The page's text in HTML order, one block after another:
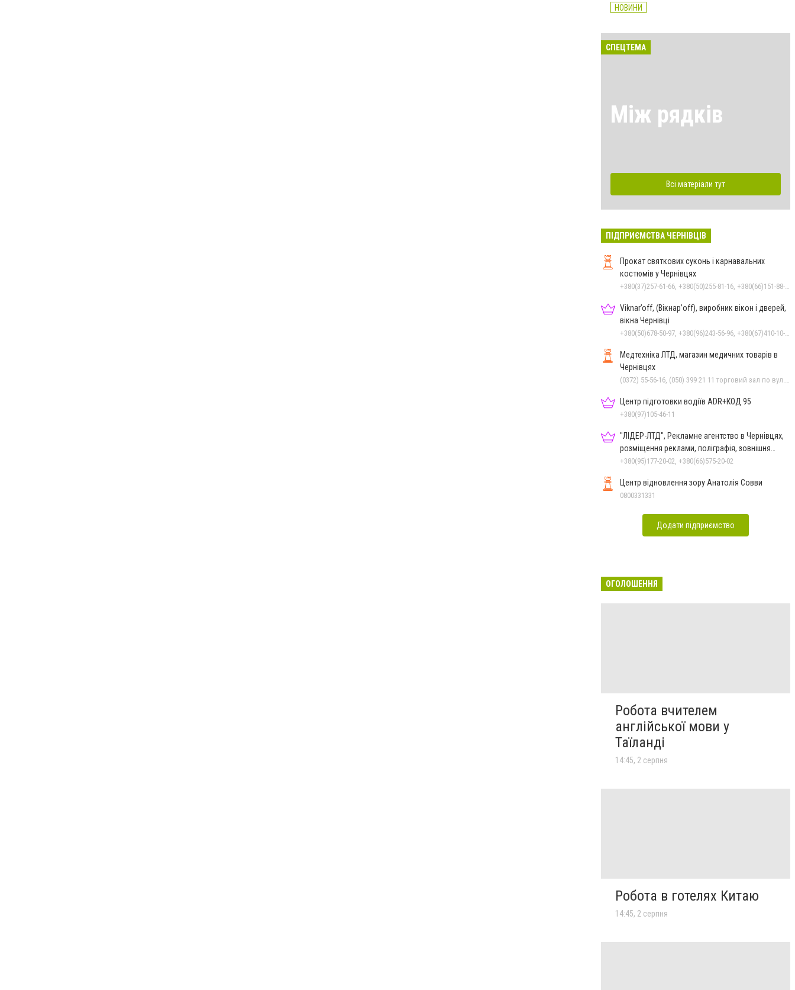
НОВИНИ
СПЕЦТЕМА
Між рядків
Всі матеріали тут
ПІДПРИЄМСТВА ЧЕРНІВЦІВ
Прокат святкових суконь і карнавальних
костюмів у Чернівцях
Viknar’off, (Вікнар’off), виробник вікон і дверей,
вікна Чернівці
Медтехніка ЛТД, магазин медичних товарів в
Чернівцях
Центр підготовки водіїв ADR+КОД 95
+380(97)105-46-11
"ЛІДЕР-ЛТД", Рекламне агентство в Чернівцях,
розміщення реклами, поліграфія, зовнішня
реклама
+380(95)177-20-02, +380(66)575-20-02
Центр відновлення зору Анатолія Совви
0800331331
Додати підприємство
ОГОЛОШЕННЯ
Робота вчителем
англійської мови у
Таїланді
14:45, 2 серпня
Робота в готелях Китаю
14:45, 2 серпня